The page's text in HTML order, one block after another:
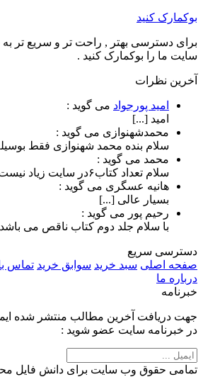
بوکمارک کنید
برای دسترسی بهتر , راحت تر و سریع تر
سایت ما را بوکمارک کنید .
آخرین نظرات
امید پورجواد می گوید :
امید [...]
محمدشهنوازی می گوید :
سلام بنده محمد شهنوازی فقط
محمد می گوید :
سلام تعداد کتاب۶در سایت زیاد نیست [...]
هانیه عسگری می گوید :
بسیار عالی [...]
رحیم پور می گوید :
با سلام جلد دوم کتاب ناقص می
دسترسی سریع
صفحه اصلی سبد خرید سوابق خرید تماس
درباره ما
خبرنامه
جهت دریافت آخرین مطالب منتشر شده ایمیل
در خبرنامه سایت عضو شوید :
تمامی حقوق وب سایت برای دانش فایل